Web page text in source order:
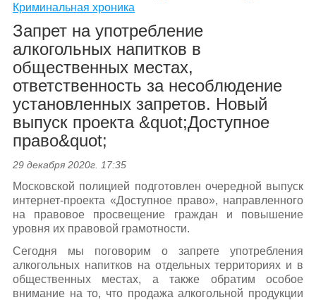
Криминальная хроника
Запрет на употребление
алкогольных напитков в
общественных местах,
ответственность за несоблюдение
установленных запретов. Новый
выпуск проекта &quot;Доступное
право&quot;
29 декабря 2020г. 17:35
Московской полицией подготовлен очередной выпуск
интернет-проекта «Доступное право», направленного
на правовое просвещение граждан и повышение
уровня их правовой грамотности.
Сегодня мы поговорим о запрете употребления
алкогольных напитков на отдельных территориях и в
общественных местах, а также обратим особое
внимание на то, что продажа алкогольной продукции